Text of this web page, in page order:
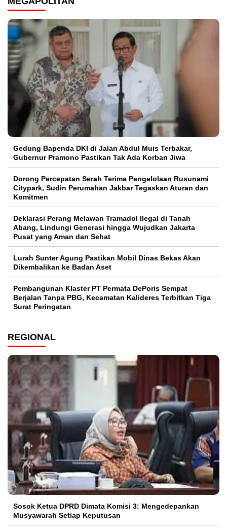
Gedung Bapenda DKI di Jalan Abdul Muis Terbakar,
Gubernur Pramono Pastikan Tak Ada Korban Jiwa
Dorong Percepatan Serah Terima Pengelolaan Rusunami
Citypark, Sudin Perumahan Jakbar Tegaskan Aturan dan
Komitmen
Deklarasi Perang Melawan Tramadol Ilegal di Tanah
Abang, Lindungi Generasi hingga Wujudkan Jakarta
Pusat yang Aman dan Sehat
Lurah Sunter Agung Pastikan Mobil Dinas Bekas Akan
Dikembalikan ke Badan Aset
Pembangunan Klaster PT Permata DePoris Sempat
Berjalan Tanpa PBG, Kecamatan Kalideres Terbitkan Tiga
Surat Peringatan
REGIONAL
Sosok Ketua DPRD Dimata Komisi 3: Mengedepankan
Musyawarah Setiap Keputusan